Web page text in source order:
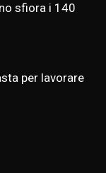
sfiora i 140
per lavorare